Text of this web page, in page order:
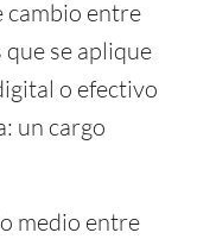
cambio entre
se aplique
o efectivo
un cargo
medio entre